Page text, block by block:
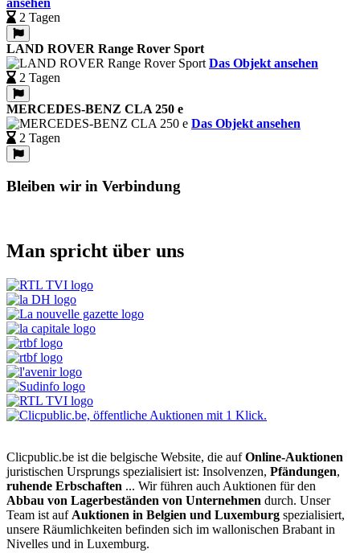
2 Tagen
LAND ROVER Range Rover Sport
Das Objekt ansehen
2 Tagen
MERCEDES-BENZ CLA 250 e
Das Objekt ansehen
2 Tagen
Bleiben wir in Verbindung
Man spricht über uns
Clicpublic.be ist die belgische Website, die aufOnline-Auktionen
juristischen Ursprungs spezialisiert ist: Insolvenzen, Pfändungen,
ruhende Erbschaften ... Wir führen auch Auktionen für den
Abbau von Lagerbeständen von Unternehmen durch. Unser
Team ist auf Auktionen in Belgien und Luxemburg spezialisiert,
unsere Räumlichkeiten befinden sich im wallonischen Brabant in
Nivelles und in Luxemburg.